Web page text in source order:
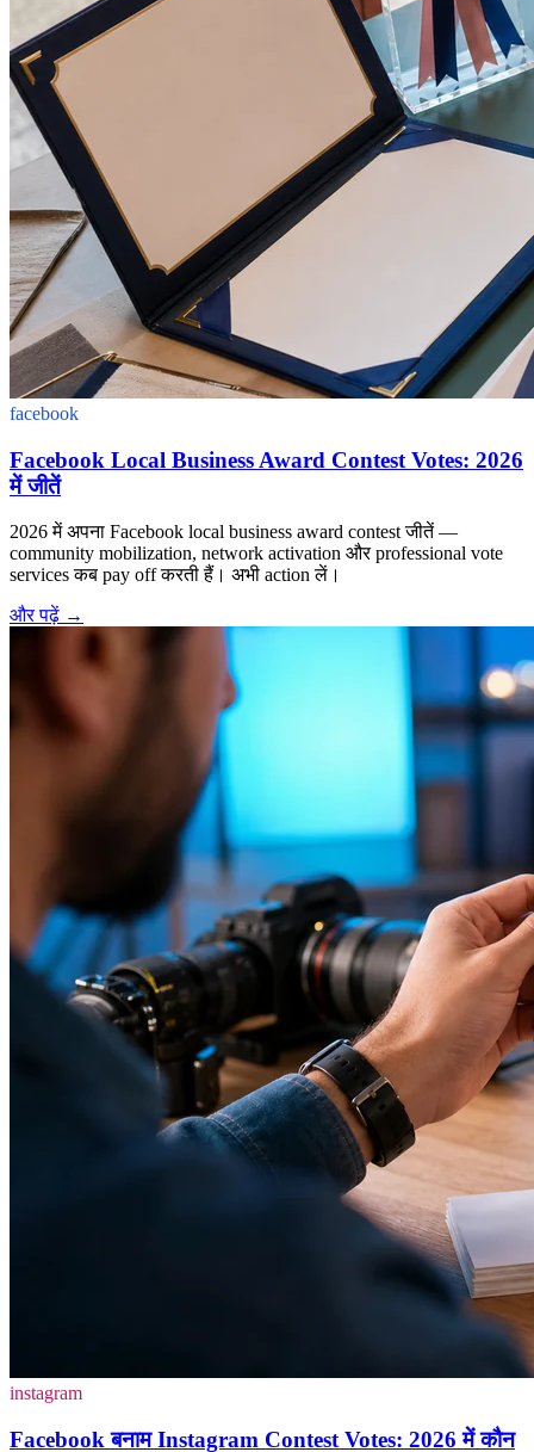
facebook
Facebook Local Business Award Contest Votes: 2026
में जीतें
2026 में अपना Facebook local business award contest जीतें —
community mobilization, network activation और professional vote
services कब pay off करती हैं। अभी action लें।
और पढ़ें →
instagram
Facebook बनाम Instagram Contest Votes: 2026 में कौन